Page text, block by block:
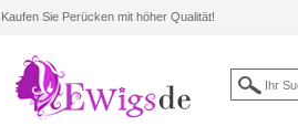
Kaufen Sie Perücken mit höher Qualität!